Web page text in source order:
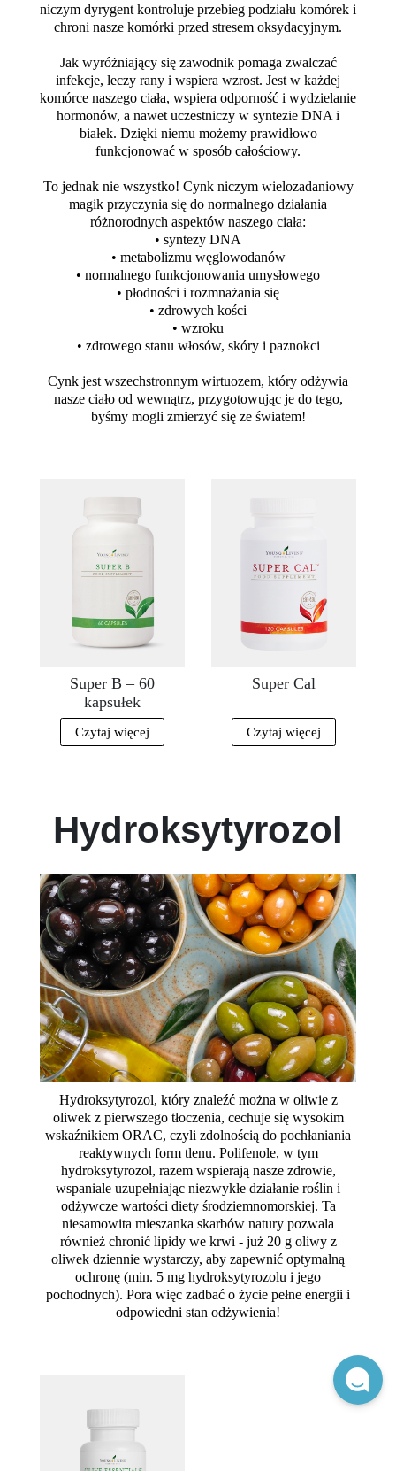
niczym dyrygent kontroluje przebieg podziału komórek i
chroni nasze komórki przed stresem oksydacyjnym.
Jak wyróżniający się zawodnik pomaga zwalczać
infekcje, leczy rany i wspiera wzrost. Jest w każdej
komórce naszego ciała, wspiera odporność i wydzielanie
hormonów, a nawet uczestniczy w syntezie DNA i
białek. Dzięki niemu możemy prawidłowo
funkcjonować w sposób całościowy.
To jednak nie wszystko! Cynk niczym wielozadaniowy
magik przyczynia się do normalnego działania
różnorodnych aspektów naszego ciała:
• syntezy DNA
• metabolizmu węglowodanów
• normalnego funkcjonowania umysłowego
• płodności i rozmnażania się
• zdrowych kości
• wzroku
• zdrowego stanu włosów, skóry i paznokci
Cynk jest wszechstronnym wirtuozem, który odżywia
nasze ciało od wewnątrz, przygotowując je do tego,
byśmy mogli zmierzyć się ze światem!
Super B – 60
kapsułek
Czytaj więcej
Super Cal
Czytaj więcej
Hydroksytyrozol
Hydroksytyrozol, który znaleźć można w oliwie z
oliwek z pierwszego tłoczenia, cechuje się wysokim
wskaźnikiem ORAC, czyli zdolnością do pochłaniania
reaktywnych form tlenu. Polifenole, w tym
hydroksytyrozol, razem wspierają nasze zdrowie,
wspaniale uzupełniając niezwykłe działanie roślin i
odżywcze wartości diety środziemnomorskiej. Ta
niesamowita mieszanka skarbów natury pozwala
również chronić lipidy we krwi - już 20 g oliwy z
oliwek dziennie wystarczy, aby zapewnić optymalną
ochronę (min. 5 mg hydroksytyrozolu i jego
pochodnych). Pora więc zadbać o życie pełne energii i
odpowiedni stan odżywienia!